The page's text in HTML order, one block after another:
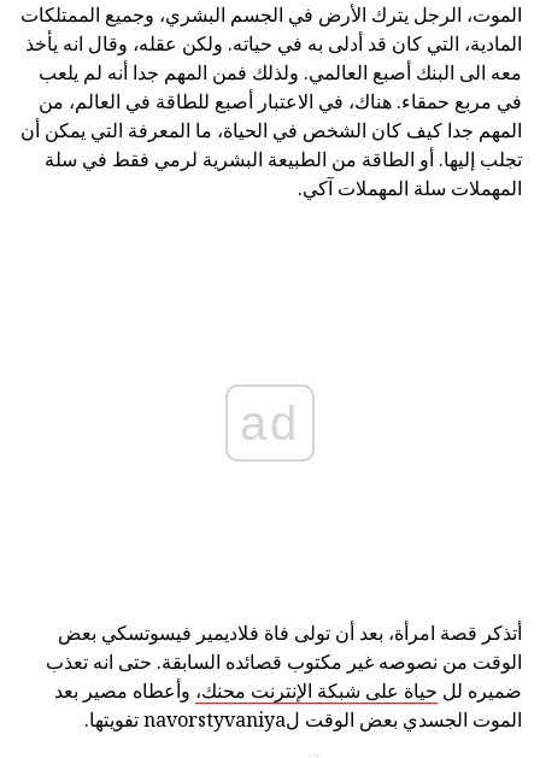
الموت، الرجل يترك الأرض في الجسم البشري، وجميع الممتلكات
المادية، التي كان قد أدلى به في حياته. ولكن عقله، وقال انه يأخذ
معه الى البنك أصبع العالمي. ولذلك فمن المهم جدا أنه لم يلعب
في مربع حمقاء. هناك، في الاعتبار أصبع للطاقة في العالم، من
المهم جدا كيف كان الشخص في الحياة، ما المعرفة التي يمكن أن
تجلب إليها. أو الطاقة من الطبيعة البشرية لرمي فقط في سلة
المهملات سلة المهملات آكي.
ad
أتذكر قصة امرأة، بعد أن تولى فاة فلاديمير فيسوتسكي بعض
الوقت من نصوصه غير مكتوب قصائده السابقة. حتى انه تعذب
ضميره لل حياة على شبكة الإنترنت محنك، وأعطاه مصير بعد
الموت الجسدي بعض الوقت لnavorstyvaniya تفويتها.